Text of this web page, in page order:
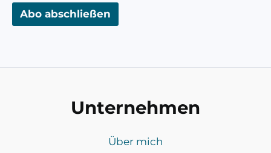
Abo abschließen
Unternehmen
Über mich